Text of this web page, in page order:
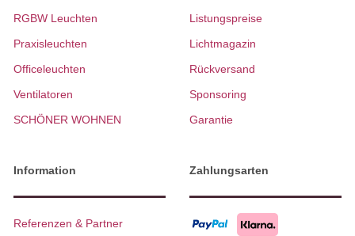
RGBW Leuchten
Praxisleuchten
Officeleuchten
Ventilatoren
SCHÖNER WOHNEN
Listungspreise
Lichtmagazin
Rückversand
Sponsoring
Garantie
Information
Referenzen & Partner
Zahlungsarten